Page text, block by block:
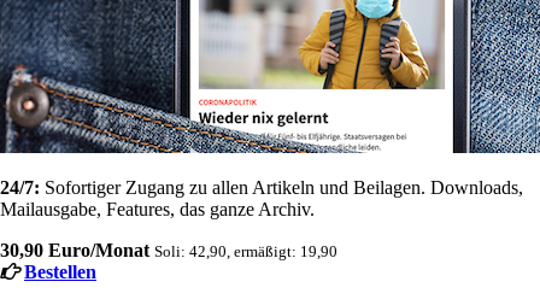
24/7: Sofortiger Zugang zu allen Artikeln und Beilagen. Downloads,
Mailausgabe, Features, das ganze Archiv.
30,90 Euro/Monat Soli: 42,90, ermäßigt: 19,90
Bestellen